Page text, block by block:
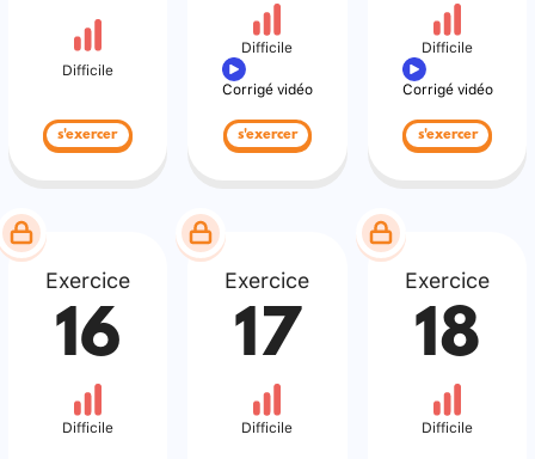
Difficile
s'exercer
Difficile
Corrigé vidéo
s'exercer
Difficile
Corrigé vidéo
s'exercer
Exercice
16
Difficile
Exercice
17
Difficile
Exercice
18
Difficile